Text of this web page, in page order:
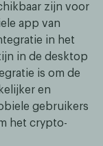
zijn voor
app van
in het
in de desktop
is om de
en
gebruikers
het crypto-